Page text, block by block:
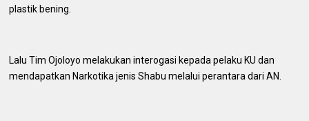
plastik bening.
Lalu Tim Ojoloyo melakukan interogasi kepada pelaku KU dan
mendapatkan Narkotika jenis Shabu melalui perantara dari AN.